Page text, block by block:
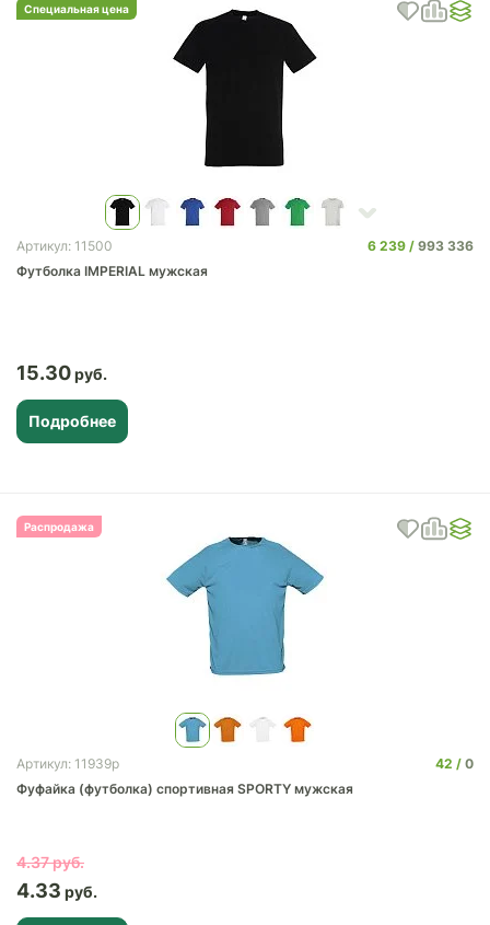
Специальная цена
Артикул: 11500 6 239
993 336
Футболка IMPERIAL мужская
15.30
Подробнее
Распродажа
Артикул: 11939p 42
0
Фуфайка (футболка) спортивная SPORTY мужская
4.37
4.33